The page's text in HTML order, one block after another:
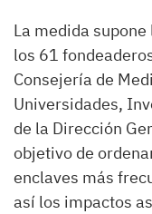
La medida
los 61
Consejería de
Universidades,
de la Dirección
objetivo de
enclaves más
así los impactos